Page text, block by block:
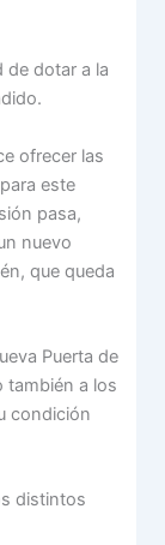
dotar a la
ofrecer las
este
pasa,
nuevo
que queda
Puerta de
también a los
condición
distintos